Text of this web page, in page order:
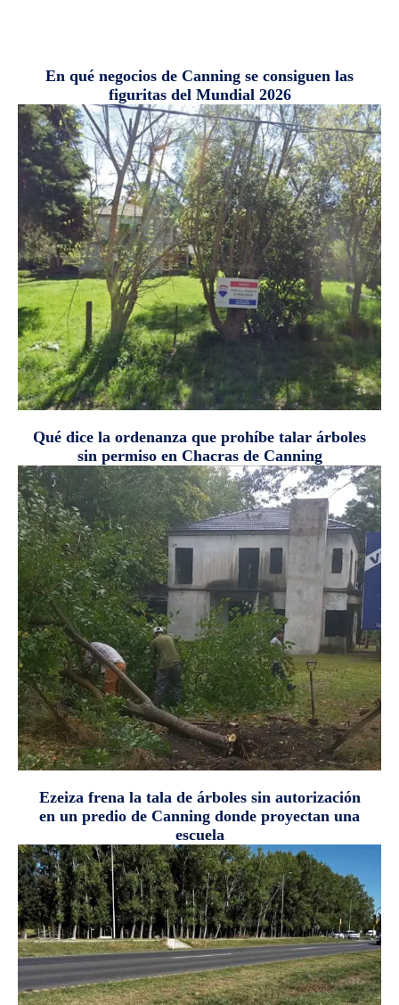
En qué negocios de Canning se consiguen las
figuritas del Mundial 2026
Qué dice la ordenanza que prohíbe talar árboles
sin permiso en Chacras de Canning
Ezeiza frena la tala de árboles sin autorización
en un predio de Canning donde proyectan una
escuela